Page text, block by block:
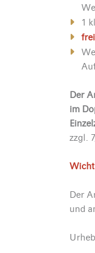
1
Der
im
zzgl.
Der
und